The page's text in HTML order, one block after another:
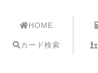
HOME
カード検索